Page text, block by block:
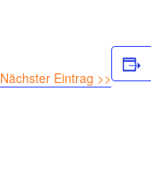
Nächster Eintrag >>